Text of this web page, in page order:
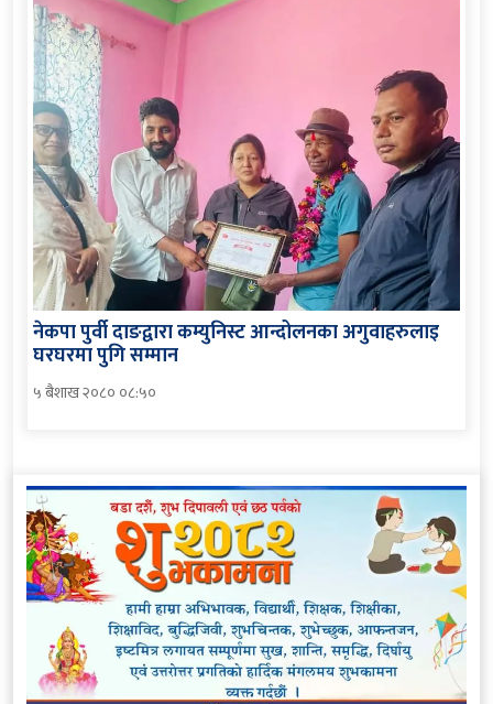
नेकपा पुर्वी दाङद्वारा कम्युनिस्ट आन्दोलनका अगुवाहरुलाइ
घरघरमा पुगि सम्मान
५ बैशाख २०८० ०८:५०